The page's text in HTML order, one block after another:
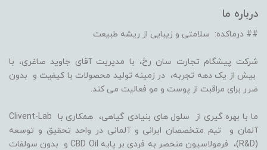
درباره ما
## درماکده: سلامتی و زیبایی از ریشه طبیعت
شرکت پیشگام تجارت سان رخ، با مدیریت آقای جاوید صاغری، با
بیش از یک دهه تجربه، در زمینه تولید محصولات با کیفیت و بدون
ضرر برای مراقبت از پوست و مو فعالیت می کند.
ما با بهره گیری از سلول های بنیادی گیاهی، همکاری با Clivent-Lab
آلمان و تیم متخصصان ایرانی و آلمانی در واحد تحقیق و توسعه
(R&D)، فرمولاسیون منحصر به فردی بر پایه CBD Oil و بدون سولفات